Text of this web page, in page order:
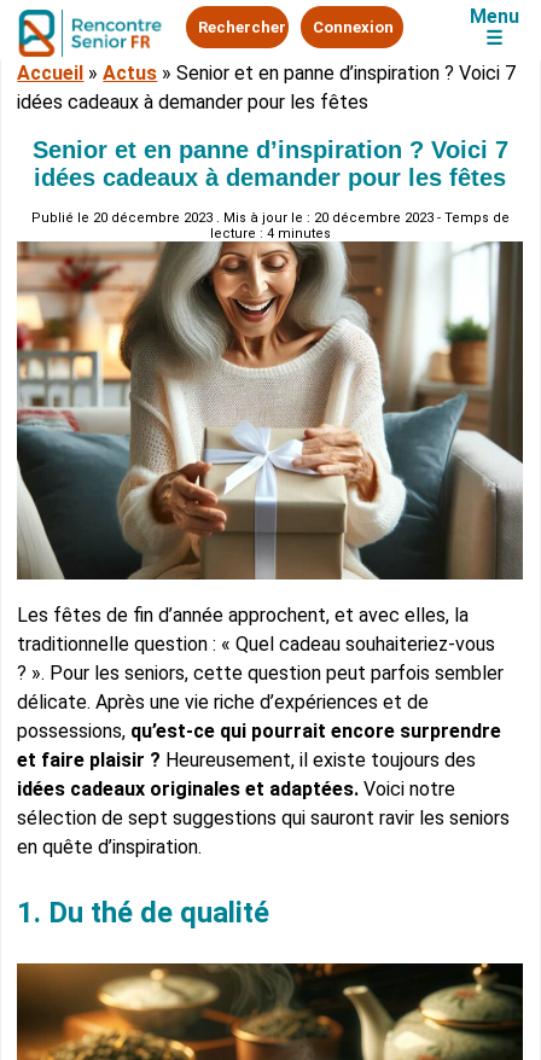
Rechercher Connexion
Menu
☰
Accueil »Actus »Senior et en panne d’inspiration ? Voici 7
idées cadeaux à demander pour les fêtes
Senior et en panne d’inspiration ? Voici 7
idées cadeaux à demander pour les fêtes
Publié le 20 décembre 2023 . Mis à jour le : 20 décembre 2023 - Temps de
lecture : 4 minutes
Les fêtes de fin d’année approchent, et avec elles, la
traditionnelle question : « Quel cadeau souhaiteriez-vous
? ». Pour les seniors, cette question peut parfois sembler
délicate. Après une vie riche d’expériences et de
possessions, qu’est-ce qui pourrait encore surprendre
et faire plaisir ? Heureusement, il existe toujours des
idées cadeaux originales et adaptées. Voici notre
sélection de sept suggestions qui sauront ravir les seniors
en quête d’inspiration.
1. Du thé de qualité